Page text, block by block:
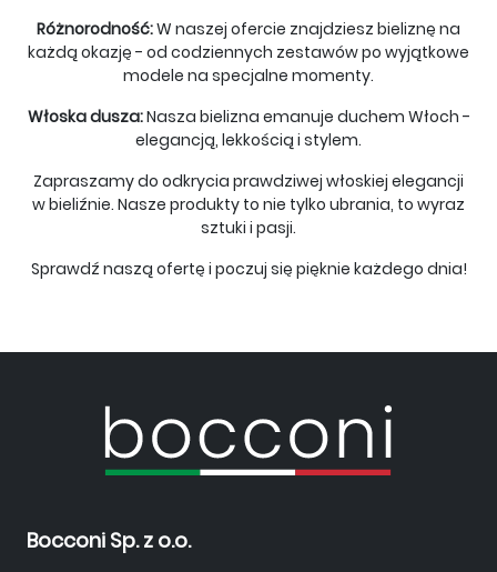
Różnorodność:W naszej ofercie znajdziesz bieliznę na
każdą okazję - od codziennych zestawów po wyjątkowe
modele na specjalne momenty.
Włoska dusza:Nasza bielizna emanuje duchem Włoch -
elegancją, lekkością i stylem.
Zapraszamy do odkrycia prawdziwej włoskiej elegancji
w bieliźnie. Nasze produkty to nie tylko ubrania, to wyraz
sztuki i pasji.
Sprawdź naszą ofertę i poczuj się pięknie każdego dnia!
Bocconi Sp. z o.o.